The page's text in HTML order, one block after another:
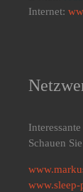
Internet:
Schauen
www.sleep-